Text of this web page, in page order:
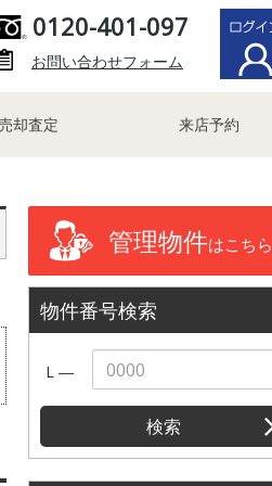
0120-401-097
お問い合わせフォーム
却査定 来店予約
管理物件はこちら
物件番号検索
L ―
検索